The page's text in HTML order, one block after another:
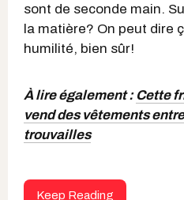
sont de seconde main.
la matière? On peut dire
humilité, bien sûr!
À lire également : Cette
vend des vêtements
trouvailles
Keep Reading